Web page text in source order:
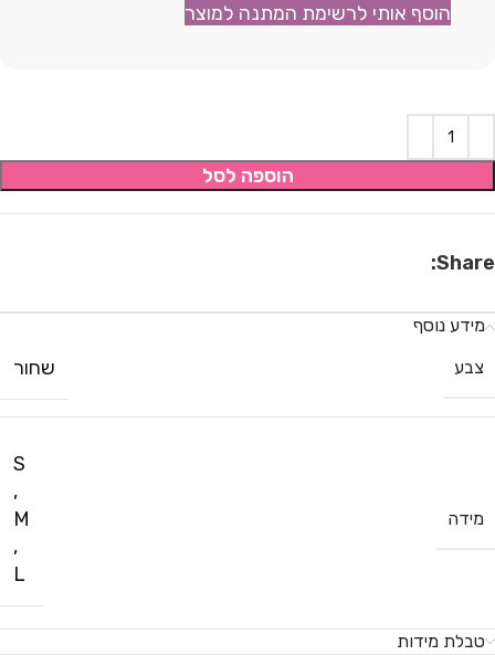
הוסף אותי לרשימת המתנה למוצר
הוספה לסל
Share:
מידע נוסף
צבע
שחור
מידה
S
,
M
,
L
טבלת מידות